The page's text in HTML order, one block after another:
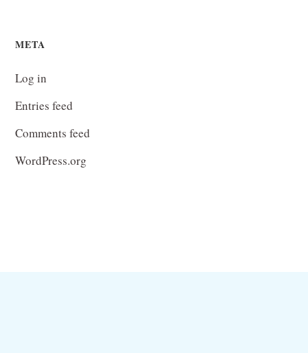
META
Log in
Entries feed
Comments feed
WordPress.org